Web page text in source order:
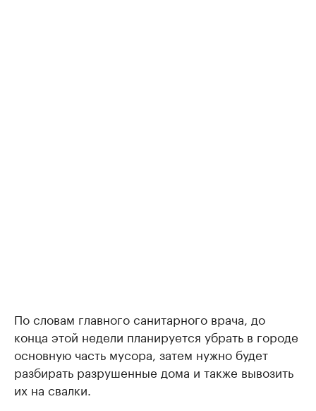
По словам главного санитарного врача, до
конца этой недели планируется убрать в городе
основную часть мусора, затем нужно будет
разбирать разрушенные дома и также вывозить
их на свалки.